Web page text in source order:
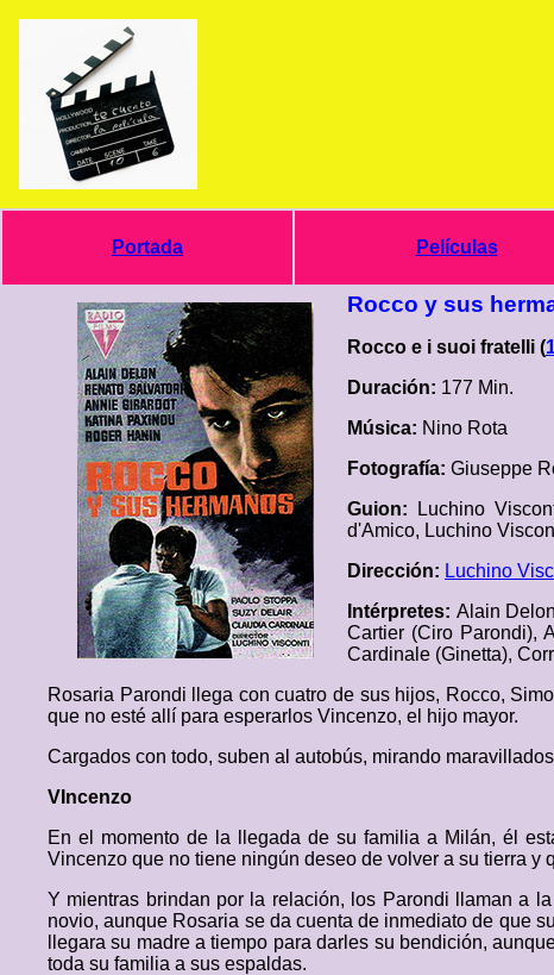
Portada Películas
Rocco y sus
Rocco e i suoi fratelli (
Duración: 177 Min.
Música: Nino Rota
Fotografía: Giuseppe
Guion:
Luchino
d'Amico, Luchino
Dirección: Luchino
Intérpretes: Alain
Cartier (Ciro Parondi),
Cardinale (Ginetta),
Rosaria Parondi llega con cuatro de sus hijos, Rocco,
que no esté allí para esperarlos Vincenzo, el hijo mayor.
Cargados con todo, suben al autobús, mirando
VIncenzo
En el momento de la llegada de su familia a Milán, él
Vincenzo que no tiene ningún deseo de volver a su tierra
Y mientras brindan por la relación, los Parondi llaman a
novio, aunque Rosaria se da cuenta de inmediato de que
llegara su madre a tiempo para darles su bendición,
toda su familia a sus espaldas.